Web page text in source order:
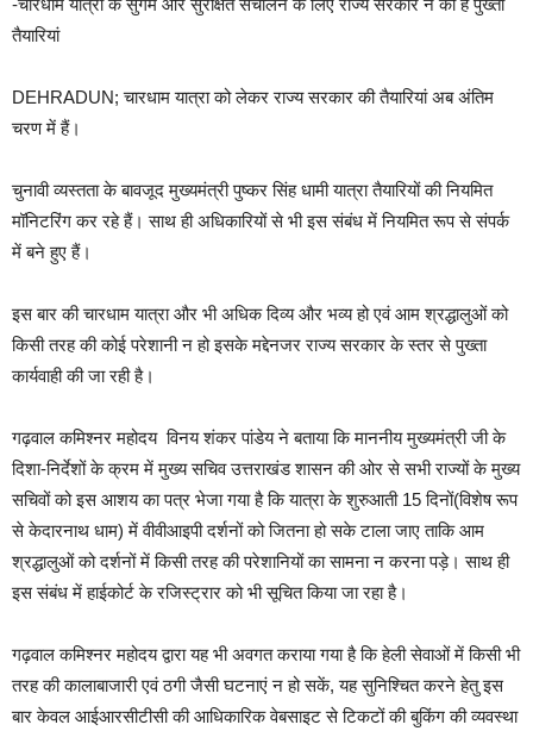
-चारधाम यात्रा के सुगम और सुरक्षित संचालन के लिए राज्य सरकार ने की हैं पुख्ता
तैयारियां
DEHRADUN; चारधाम यात्रा को लेकर राज्य सरकार की तैयारियां अब अंतिम
चरण में हैं।
चुनावी व्यस्तता के बावजूद मुख्यमंत्री पुष्कर सिंह धामी यात्रा तैयारियों की नियमित
मॉनिटरिंग कर रहे हैं। साथ ही अधिकारियों से भी इस संबंध में नियमित रूप से संपर्क
में बने हुए हैं।
इस बार की चारधाम यात्रा और भी अधिक दिव्य और भव्य हो एवं आम श्रद्धालुओं को
किसी तरह की कोई परेशानी न हो इसके मद्देनजर राज्य सरकार के स्तर से पुख्ता
कार्यवाही की जा रही है।
गढ़वाल कमिश्नर महोदय विनय शंकर पांडेय ने बताया कि माननीय मुख्यमंत्री जी के
दिशा-निर्देशों के क्रम में मुख्य सचिव उत्तराखंड शासन की ओर से सभी राज्यों के मुख्य
सचिवों को इस आशय का पत्र भेजा गया है कि यात्रा के शुरुआती 15 दिनों(विशेष रूप
से केदारनाथ धाम) में वीवीआइपी दर्शनों को जितना हो सके टाला जाए ताकि आम
श्रद्धालुओं को दर्शनों में किसी तरह की परेशानियों का सामना न करना पड़े। साथ ही
इस संबंध में हाईकोर्ट के रजिस्ट्रार को भी सूचित किया जा रहा है।
गढ़वाल कमिश्नर महोदय द्वारा यह भी अवगत कराया गया है कि हेली सेवाओं में किसी भी
तरह की कालाबाजारी एवं ठगी जैसी घटनाएं न हो सकें, यह सुनिश्चित करने हेतु इस
बार केवल आईआरसीटीसी की आधिकारिक वेबसाइट से टिकटों की बुकिंग की व्यवस्था